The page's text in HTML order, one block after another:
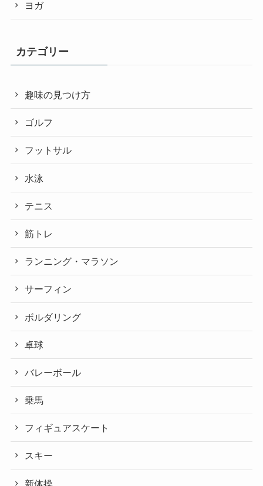
ヨガ
カテゴリー
趣味の見つけ方
ゴルフ
フットサル
水泳
テニス
筋トレ
ランニング・マラソン
サーフィン
ボルダリング
卓球
バレーボール
乗馬
フィギュアスケート
スキー
新体操